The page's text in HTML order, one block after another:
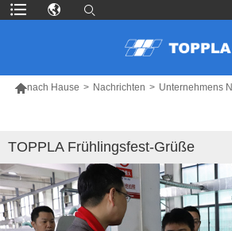
nach Hause > Nachrichten > Unternehmens
TOPPLA Frühlingsfest-Grüße